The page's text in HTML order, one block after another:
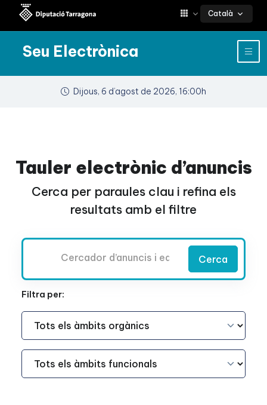
Català
Seu Electrònica
Dijous, 6 d’agost de 2026, 16:00h
Tauler electrònic d’anuncis
Cerca per paraules clau i refina els
resultats amb el filtre
Cerca
Filtra per:
Àmbit Funcional
Àmbit Funcional